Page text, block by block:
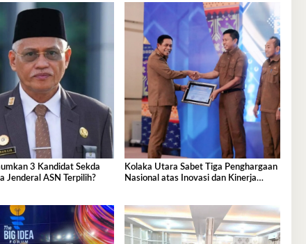
3 Kandidat Sekda
Jenderal ASN Terpilih?
Kolaka Utara Sabet Tiga Penghargaan
Nasional atas Inovasi dan Kinerja